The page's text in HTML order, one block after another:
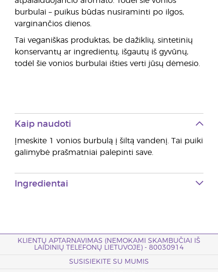
burbulai – puikus būdas nusiraminti po ilgos,
varginančios dienos.
Tai veganiškas produktas, be dažiklių, sintetinių
konservantų ar ingredientų, išgautų iš gyvūnų,
todėl šie vonios burbulai išties verti jūsų dėmesio.
Kaip naudoti
Įmeskite 1 vonios burbulą į šiltą vandenį. Tai puiki
galimybė prašmatniai palepinti save.
Ingredientai
KLIENTŲ APTARNAVIMAS (NEMOKAMI SKAMBUČIAI IŠ
LAIDINIŲ TELEFONŲ LIETUVOJE) - 80030914
SUSISIEKITE SU MUMIS